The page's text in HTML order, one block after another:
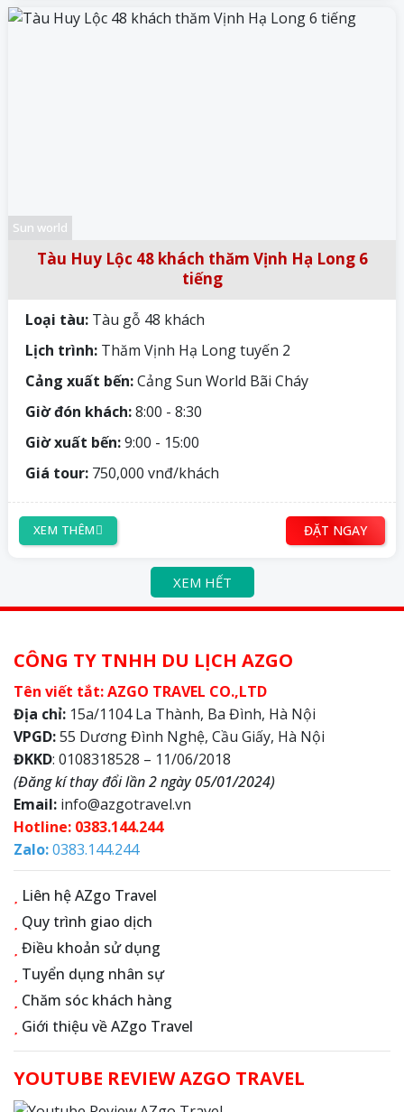
Sun world
Tàu Huy Lộc 48 khách thăm Vịnh Hạ Long 6
tiếng
Loại tàu: Tàu gỗ 48 khách
Lịch trình: Thăm Vịnh Hạ Long tuyến 2
Cảng xuất bến:Cảng Sun World Bãi Cháy
Giờ đón khách:8:00 - 8:30
Giờ xuất bến:9:00 - 15:00
Giá tour: 750,000 vnđ/khách
XEM THÊM ĐẶT NGAY
XEM HẾT
CÔNG TY TNHH DU LỊCH AZGO
Tên viết tắt: AZGO TRAVEL CO.,LTD
Địa chỉ: 15a/1104 La Thành, Ba Đình, Hà Nội
VPGD:55 Dương Đình Nghệ, Cầu Giấy, Hà Nội
ĐKKD: 0108318528 – 11/06/2018
(Đăng kí thay đổi lần 2 ngày 05/01/2024)
Email: info@azgotravel.vn
Hotline: 0383.144.244
Zalo:0383.144.244
Liên hệ AZgo Travel
Quy trình giao dịch
Điều khoản sử dụng
Tuyển dụng nhân sự
Chăm sóc khách hàng
Giới thiệu về AZgo Travel
YOUTUBE REVIEW AZGO TRAVEL